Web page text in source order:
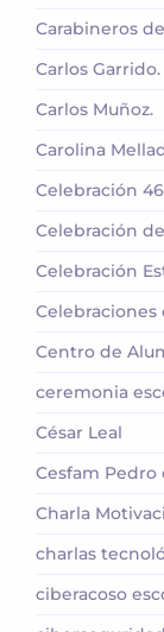
Carabineros
Carlos Garrido.
Carlos Muñoz.
Carolina
Celebración
Celebración
Celebración
Celebraciones
Centro de
ceremonia
César Leal
Cesfam Pedro
Charla
charlas
ciberacoso